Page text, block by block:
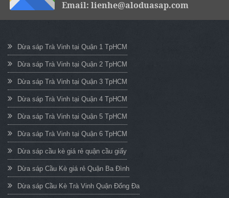
Email: lienhe@aloduasap.com
Dừa sáp Trà Vinh tại Quận 1 TpHCM
Dừa sáp Trà Vinh tại Quận 2 TpHCM
Dừa sáp Trà Vinh tại Quận 3 TpHCM
Dừa sáp Trà Vinh tại Quận 4 TpHCM
Dừa sáp Trà Vinh tại Quận 5 TpHCM
Dừa sáp Trà Vinh tại Quận 6 TpHCM
Dừa sáp cầu kè giá rẻ quận cầu giấy
Dừa sáp Cầu Kè giá rẻ Quận Ba Đình
Dừa sáp Cầu Kè Trà Vinh Quận Đống Đa